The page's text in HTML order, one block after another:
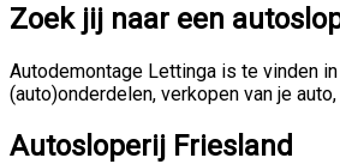
Zoek jij naar een
Autodemontage Lettinga is te vinden
(auto)onderdelen, verkopen van je
Autosloperij Friesland